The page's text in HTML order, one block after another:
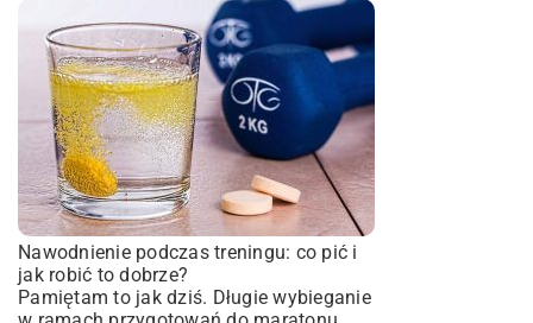
Nawodnienie podczas treningu: co pić i
jak robić to dobrze?
Pamiętam to jak dziś. Długie wybieganie